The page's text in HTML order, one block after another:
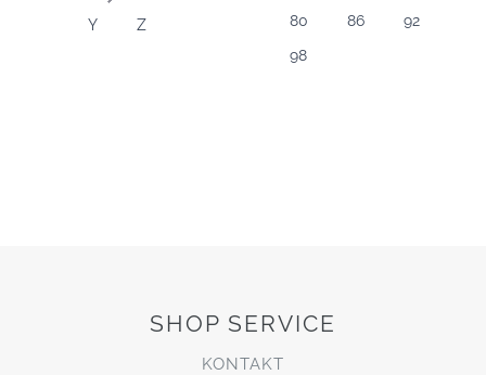
Y
Z
80
86
92
98
SHOP SERVICE
KONTAKT